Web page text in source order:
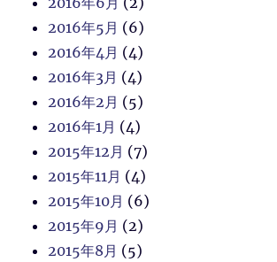
2016年5月 (6)
2016年4月 (4)
2016年3月 (4)
2016年2月 (5)
2016年1月 (4)
2015年12月 (7)
2015年11月 (4)
2015年10月 (6)
2015年9月 (2)
2015年8月 (5)